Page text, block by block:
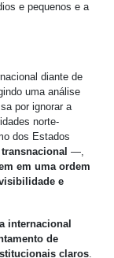
e pequenos e a
diante de
uma análise
por ignorar a
norte-
dos Estados
—,
em uma ordem
e
internacional
de
claros.